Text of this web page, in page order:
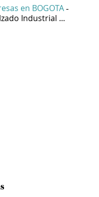
en BOGOTA -
Industrial ...